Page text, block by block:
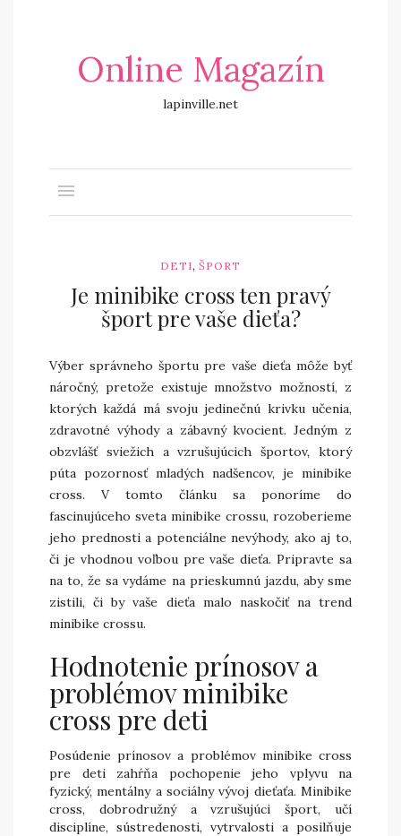
Online Magazín
lapinville.net
DETI, ŠPORT
Je minibike cross ten pravý
šport pre vaše dieťa?
Výber správneho športu pre vaše dieťa môže byť
náročný, pretože existuje množstvo možností, z
ktorých každá má svoju jedinečnú krivku učenia,
zdravotné výhody a zábavný kvocient. Jedným z
obzvlášť sviežich a vzrušujúcich športov, ktorý
púta pozornosť mladých nadšencov, je minibike
cross. V tomto článku sa ponoríme do
fascinujúceho sveta minibike crossu, rozoberieme
jeho prednosti a potenciálne nevýhody, ako aj to,
či je vhodnou voľbou pre vaše dieťa. Pripravte sa
na to, že sa vydáme na prieskumnú jazdu, aby sme
zistili, či by vaše dieťa malo naskočiť na trend
minibike crossu.
Hodnotenie prínosov a
problémov minibike
cross pre deti
Posúdenie prínosov a problémov minibike cross
pre deti zahŕňa pochopenie jeho vplyvu na
fyzický, mentálny a sociálny vývoj dieťaťa. Minibike
cross, dobrodružný a vzrušujúci šport, učí
disciplíne, sústredenosti, vytrvalosti a posilňuje